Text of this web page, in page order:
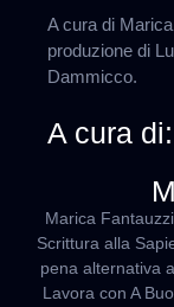
A cura di
produzione di
Dammicco.
A cura di:
Marica
Scrittura alla
pena alternativa
Lavora con A